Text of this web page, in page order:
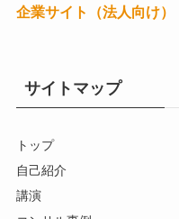
企業サイト（法人向け
サイトマップ
トップ
自己紹介
講演